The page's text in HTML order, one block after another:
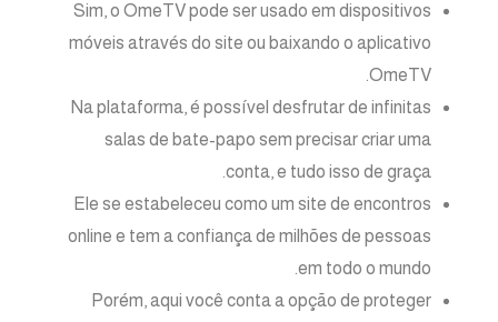
Sim, o OmeTV pode ser usado em dispositivos
móveis através do site ou baixando o aplicativo
OmeTV.
Na plataforma, é possível desfrutar de infinitas
salas de bate-papo sem precisar criar uma
conta, e tudo isso de graça.
Ele se estabeleceu como um site de encontros
online e tem a confiança de milhões de pessoas
em todo o mundo.
Porém, aqui você conta a opção de proteger